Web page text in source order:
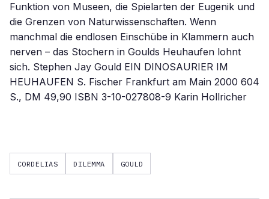
Funktion von Museen, die Spielarten der Eugenik und
die Grenzen von Naturwissenschaften. Wenn
manchmal die endlosen Einschübe in Klammern auch
nerven – das Stochern in Goulds Heuhaufen lohnt
sich. Stephen Jay Gould EIN DINOSAURIER IM
HEUHAUFEN S. Fischer Frankfurt am Main 2000 604
S., DM 49,90 ISBN 3-10-027808-9 Karin Hollricher
CORDELIAS DILEMMA GOULD